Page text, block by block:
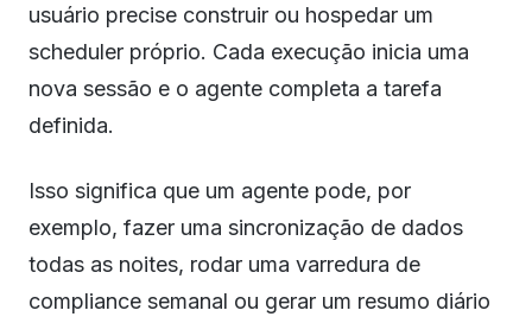
usuário precise construir ou hospedar um
scheduler próprio. Cada execução inicia uma
nova sessão e o agente completa a tarefa
definida.
Isso significa que um agente pode, por
exemplo, fazer uma sincronização de dados
todas as noites, rodar uma varredura de
compliance semanal ou gerar um resumo diário